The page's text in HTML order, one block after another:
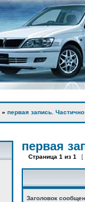
» первая запись.
первая
Страница 1 из 1 [
Заголовок